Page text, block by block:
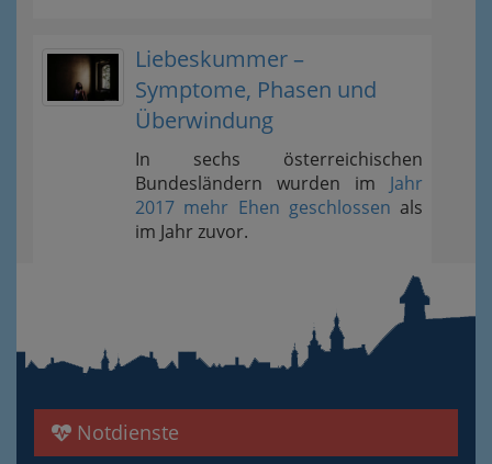
Liebeskummer –
Symptome, Phasen und
Überwindung
In sechs österreichischen
Bundesländern wurden im Jahr
2017 mehr Ehen geschlossen als
im Jahr zuvor.
Notdienste